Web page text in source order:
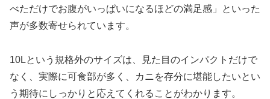
べただけでお腹がいっぱいになるほどの満足感」といった
声が多数寄せられています。
10Lという規格外のサイズは、見た目のインパクトだけで
なく、実際に可食部が多く、カニを存分に堪能したいとい
う期待にしっかりと応えてくれることがわかります。